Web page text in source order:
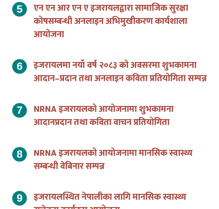
कोषसम्बन्धी अनलाइन अभिमुखीकरण कार्यशाला
आयोजना
आदान–प्रदान तथा अनलाइन कविता प्रतियोगिता सम्पन्न
आदानप्रदान तथा कविता वाचन प्रतियोगिता
सम्बन्धी वेबिनार सम्पन्न
सचेतना कार्यक्रम आयोजना